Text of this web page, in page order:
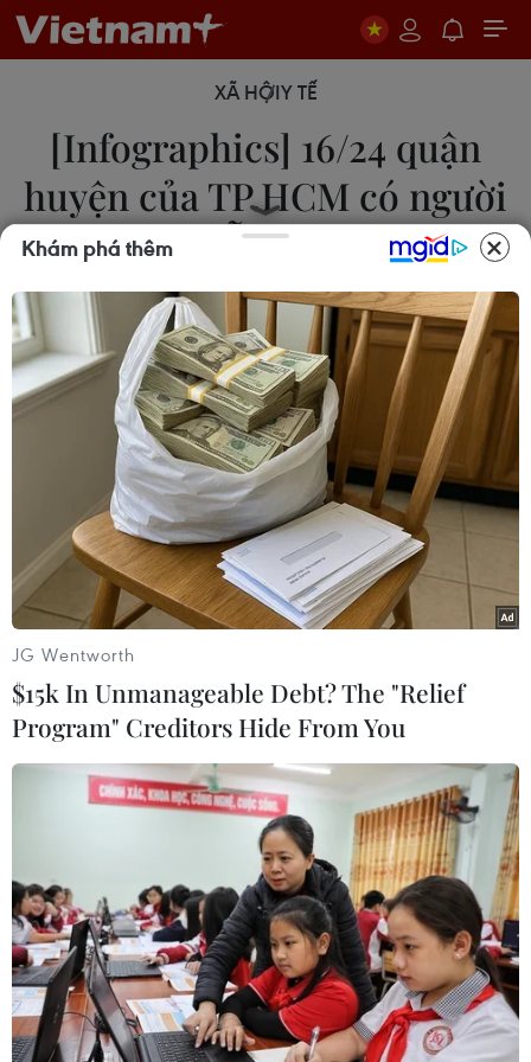
XÃ HỘIY TẾ
[Infographics] 16/24 quận
huyện của TP.HCM có người
nhiễm Zika
Thanh Trà
21/11/2016 04:11
Tính đến ngày 20/11, Việt Nam có 70 trường hợp
nhiễm virus Zika, Thành phố Hồ Chí Minh vẫn là
địa phương có nhiều ca nhiễm bệnh nhất với 62
người mắc.
Khám phá thêm
JG Wentworth
$15k In Unmanageable Debt? The "Relief
Program" Creditors Hide From You